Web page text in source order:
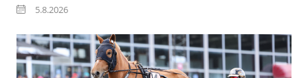
5.8.2026